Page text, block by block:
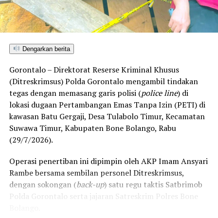
Yuriko Kamaru juga mmengatakan bahwa Dewan
Pimpinan Wilayah partai NASDEM untuk pemilihan
Kepala Daerah tahun 2020 sudah menyediakan formulir
pendaftaran dan di buka secara luas. “Siapapun
masyrakat atau tokoh masyarakat, tokoh agama yang
ingin mau bertarung di pilkada 2020 itu bisa mendaftar
secara langsung” Katanya.
Pendaftaran untuk partai besutan Surya Paloh ini sudah
di buka sejak tanggal 23 September 2019 dan berakhir
pada tanggal 23 Oktober 2019. Dan sampai saat ini yang
sudah melakukan pendaftaran sebagai calon Bupati di
DPD Partai Nasdem sudah 2 orang. Yakni Rustam Akili
selaku ketua Dewan Pimpinan Daerah Kabupaten
Gorontalo dan Tomy Ishak dari Gerindra dan” Ungkap
Yuriko.
Dengarkan berita
Gorontalo – Direktorat Reserse Kriminal Khusus
(Ditreskrimsus) Polda Gorontalo mengambil tindakan
tegas dengan memasang garis polisi (police line) di
lokasi dugaan Pertambangan Emas Tanpa Izin (PETI) di
kawasan Batu Gergaji, Desa Tulabolo Timur, Kecamatan
Suwawa Timur, Kabupaten Bone Bolango, Rabu
(29/7/2026).
Operasi penertiban ini dipimpin oleh AKP Imam Ansyari
Rambe bersama sembilan personel Ditreskrimsus,
dengan sokongan (back-up) satu regu taktis Satbrimob
Polda Gorontalo serta jajaran Satreskrim Polres Bone